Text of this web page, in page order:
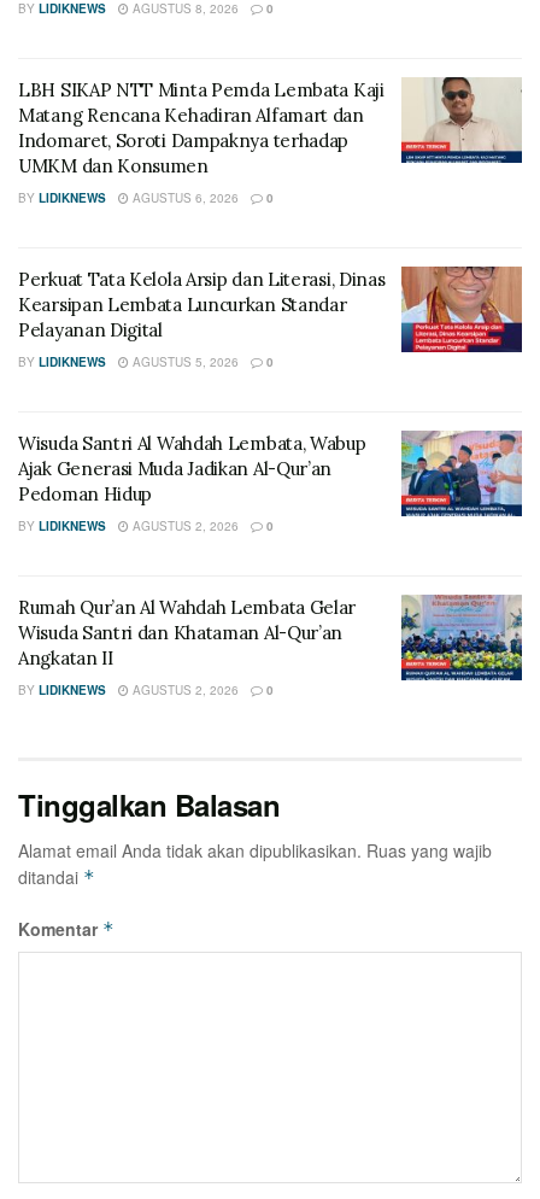
BY LIDIKNEWS AGUSTUS 8, 2026 0
LBH SIKAP NTT Minta Pemda Lembata Kaji
Matang Rencana Kehadiran Alfamart dan
Indomaret, Soroti Dampaknya terhadap
UMKM dan Konsumen
BY LIDIKNEWS AGUSTUS 6, 2026 0
Perkuat Tata Kelola Arsip dan Literasi, Dinas
Kearsipan Lembata Luncurkan Standar
Pelayanan Digital
BY LIDIKNEWS AGUSTUS 5, 2026 0
Wisuda Santri Al Wahdah Lembata, Wabup
Ajak Generasi Muda Jadikan Al-Qur’an
Pedoman Hidup
BY LIDIKNEWS AGUSTUS 2, 2026 0
Rumah Qur’an Al Wahdah Lembata Gelar
Wisuda Santri dan Khataman Al-Qur’an
Angkatan II
BY LIDIKNEWS AGUSTUS 2, 2026 0
Tinggalkan Balasan
Alamat email Anda tidak akan dipublikasikan. Ruas yang wajib
ditandai *
Komentar *